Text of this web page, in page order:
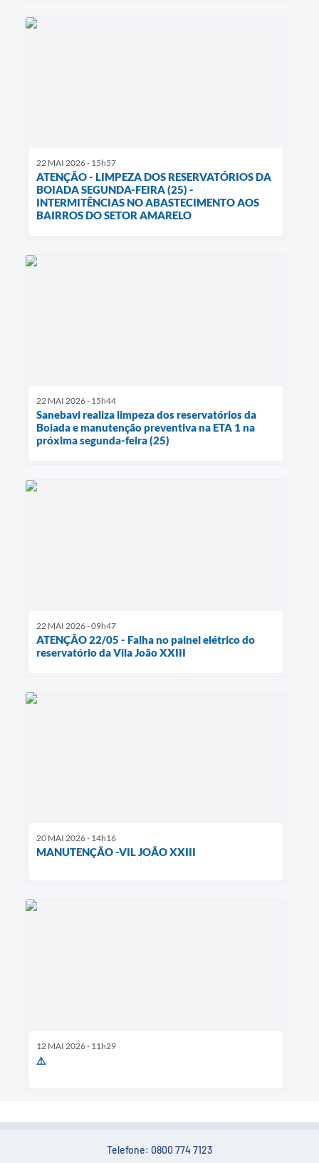
22 MAI 2026 - 15h57
ATENÇÃO - LIMPEZA DOS RESERVATÓRIOS DA
BOIADA SEGUNDA-FEIRA (25) -
INTERMITÊNCIAS NO ABASTECIMENTO AOS
BAIRROS DO SETOR AMARELO
22 MAI 2026 - 15h44
Sanebavi realiza limpeza dos reservatórios da
Boiada e manutenção preventiva na ETA 1 na
próxima segunda-feira (25)
22 MAI 2026 - 09h47
ATENÇÃO 22/05 - Falha no painel elétrico do
reservatório da Vila João XXIII
20 MAI 2026 - 14h16
MANUTENÇÃO -VIL JOÃO XXIII
12 MAI 2026 - 11h29
⚠️
Telefone: 0800 774 7123